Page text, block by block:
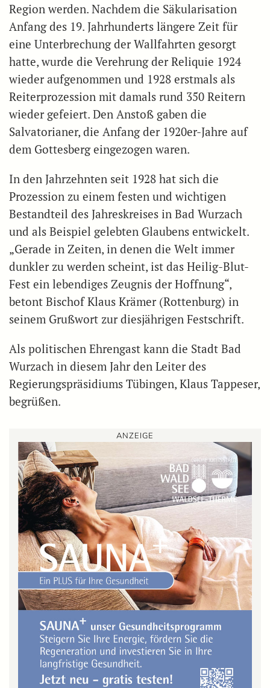
Region werden. Nachdem die Säkularisation
Anfang des 19. Jahrhunderts längere Zeit für
eine Unterbrechung der Wallfahrten gesorgt
hatte, wurde die Verehrung der Reliquie 1924
wieder aufgenommen und 1928 erstmals als
Reiterprozession mit damals rund 350 Reitern
wieder gefeiert. Den Anstoß gaben die
Salvatorianer, die Anfang der 1920er-Jahre auf
dem Gottesberg eingezogen waren.
In den Jahrzehnten seit 1928 hat sich die
Prozession zu einem festen und wichtigen
Bestandteil des Jahreskreises in Bad Wurzach
und als Beispiel gelebten Glaubens entwickelt.
„Gerade in Zeiten, in denen die Welt immer
dunkler zu werden scheint, ist das Heilig-Blut-
Fest ein lebendiges Zeugnis der Hoffnung“,
betont Bischof Klaus Krämer (Rottenburg) in
seinem Grußwort zur diesjährigen Festschrift.
Als politischen Ehrengast kann die Stadt Bad
Wurzach in diesem Jahr den Leiter des
Regierungspräsidiums Tübingen, Klaus Tappeser,
begrüßen.
ANZEIGE